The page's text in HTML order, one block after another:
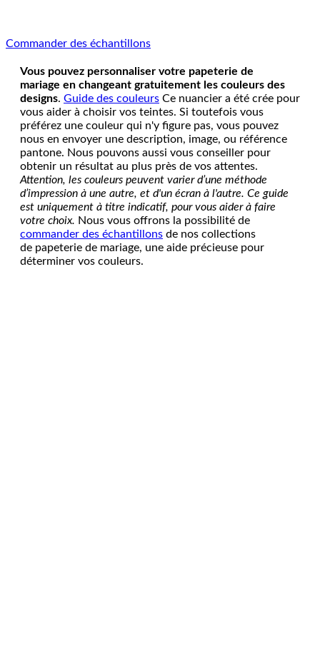
Commander des échantillons
Vous pouvez personnaliser votre papeterie de
mariage en changeant gratuitement les couleurs des
designs. Guide des couleurs Ce nuancier a été crée pour
vous aider à choisir vos teintes. Si toutefois vous
préférez une couleur qui n'y figure pas, vous pouvez
nous en envoyer une description, image, ou référence
pantone. Nous pouvons aussi vous conseiller pour
obtenir un résultat au plus près de vos attentes.
Attention, les couleurs peuvent varier d’une méthode
d’impression à une autre, et d'un écran à l'autre. Ce guide
est uniquement à titre indicatif, pour vous aider à faire
votre choix. Nous vous offrons la possibilité de
commander des échantillons de nos collections
de papeterie de mariage, une aide précieuse pour
déterminer vos couleurs.